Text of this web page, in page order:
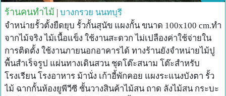
ร้านคนทำไม้ บางกรวย นนทบุรี
จำหน่ายรั้วตั้งยืดยุบ รั้วกั้นสุนัข แผงกั้น ขนาด 100x100 cm.ทำ
จากไม้จริง ไม้เนื้อแข็ง ใช้งานสะดวก ไม่เปลืองค่าใช้จ่ายใน
การติดตั้ง ใช้งานภายนอกอาคารได้ ทางร้านยังจำหน่ายไม้ปู
พื้นสำเร็จรูป แผ่นทางเดินสวน ชุดโต๊ะสนาม โต๊ะสำหรับ
โรงเรียน โรงอาหาร ม้านั่ง เก้าอี้พักคอย แผงระแนงบังตา รั้ว
ไม้ ฉากกั้นห้องยูพีวีซี ชั้นวางสินค้าไม้สน ถาด ลังไม้สน กระบะ